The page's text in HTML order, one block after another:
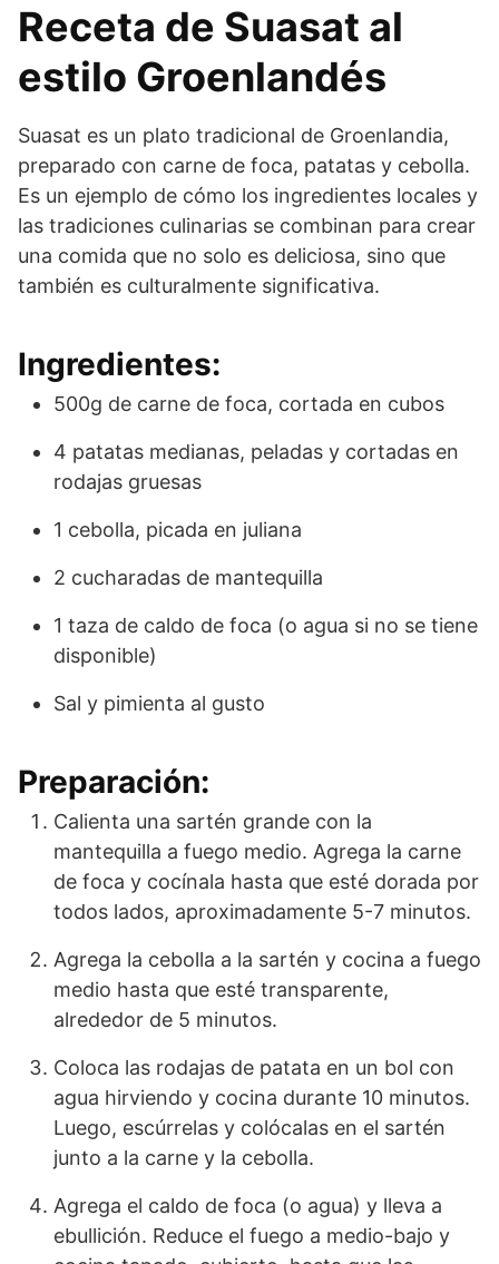
Receta de Suasat al
estilo Groenlandés
Suasat es un plato tradicional de Groenlandia,
preparado con carne de foca, patatas y cebolla.
Es un ejemplo de cómo los ingredientes locales y
las tradiciones culinarias se combinan para crear
una comida que no solo es deliciosa, sino que
también es culturalmente significativa.
Ingredientes:
500g de carne de foca, cortada en cubos
4 patatas medianas, peladas y cortadas en
rodajas gruesas
1 cebolla, picada en juliana
2 cucharadas de mantequilla
1 taza de caldo de foca (o agua si no se tiene
disponible)
Sal y pimienta al gusto
Preparación:
Calienta una sartén grande con la
mantequilla a fuego medio. Agrega la carne
de foca y cocínala hasta que esté dorada por
todos lados, aproximadamente 5-7 minutos.
Agrega la cebolla a la sartén y cocina a fuego
medio hasta que esté transparente,
alrededor de 5 minutos.
Coloca las rodajas de patata en un bol con
agua hirviendo y cocina durante 10 minutos.
Luego, escúrrelas y colócalas en el sartén
junto a la carne y la cebolla.
Agrega el caldo de foca (o agua) y lleva a
ebullición. Reduce el fuego a medio-bajo y